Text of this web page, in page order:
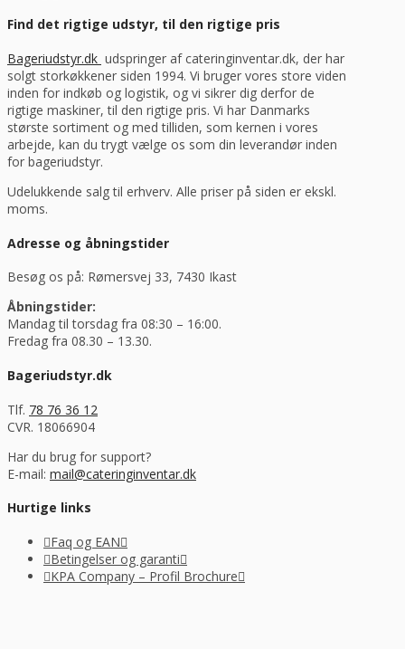
Find det rigtige udstyr, til den rigtige pris
Bageriudstyr.dk udspringer af cateringinventar.dk, der har
solgt storkøkkener siden 1994. Vi bruger vores store viden
inden for indkøb og logistik, og vi sikrer dig derfor de
rigtige maskiner, til den rigtige pris. Vi har Danmarks
største sortiment og med tilliden, som kernen i vores
arbejde, kan du trygt vælge os som din leverandør inden
for bageriudstyr.
Udelukkende salg til erhverv. Alle priser på siden er ekskl.
moms.
Adresse og åbningstider
Besøg os på: Rømersvej 33, 7430 Ikast
Åbningstider:
Mandag til torsdag fra 08:30 – 16:00.
Fredag fra 08.30 – 13.30.
Bageriudstyr.dk
Tlf. 78 76 36 12
CVR. 18066904
Har du brug for support?
E-mail: mail@cateringinventar.dk
Hurtige links
Faq og EAN
Betingelser og garanti
KPA Company – Profil Brochure